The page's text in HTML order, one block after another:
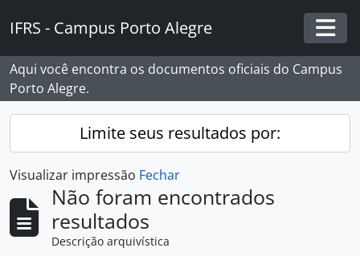
IFRS - Campus Porto Alegre
Aqui você encontra os documentos oficiais do Campus
Porto Alegre.
Limite seus resultados por:
Visualizar impressão Fechar
Não foram encontrados
resultados
Descrição arquivística